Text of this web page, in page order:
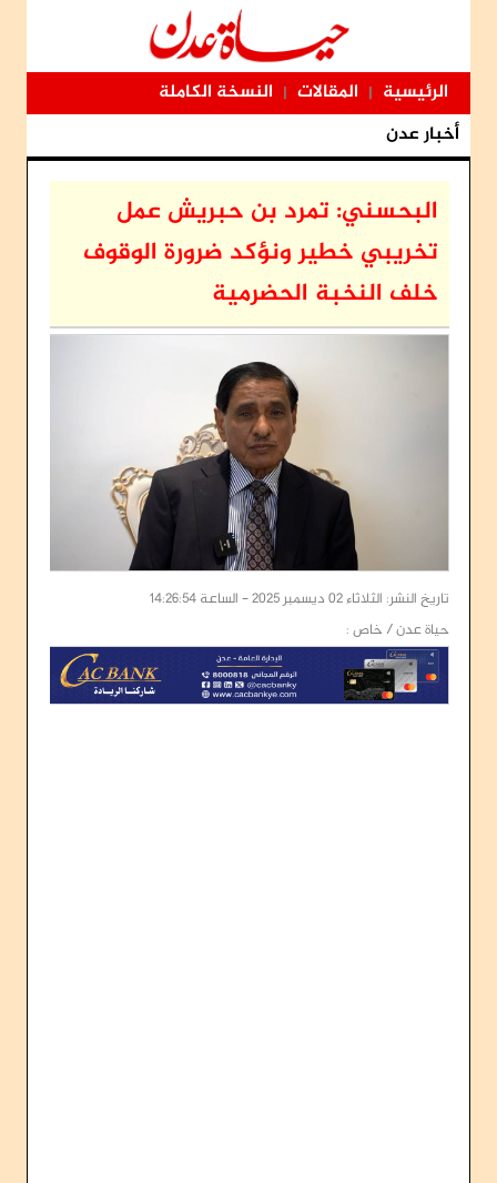
الرئيسية | المقالات | النسخة الكاملة
أخبار عدن
البحسني: تمرد بن حبريش عمل
تخريبي خطير ونؤكد ضرورة الوقوف
خلف النخبة الحضرمية
تاريخ النشر: الثلاثاء 02 ديسمبر 2025 - الساعة 14:26:54
حياة عدن / خاص :